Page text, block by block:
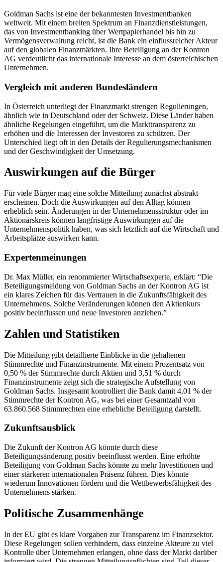
Goldman Sachs ist eine der bekanntesten Investmentbanken
weltweit. Mit einem breiten Spektrum an Finanzdienstleistungen,
das von Investmentbanking über Wertpapierhandel bis hin zu
Vermögensverwaltung reicht, ist die Bank ein einflussreicher Akteur
auf den globalen Finanzmärkten. Ihre Beteiligung an der Kontron
AG verdeutlicht das internationale Interesse an dem österreichischen
Unternehmen.
Vergleich mit anderen Bundesländern
In Österreich unterliegt der Finanzmarkt strengen Regulierungen,
ähnlich wie in Deutschland oder der Schweiz. Diese Länder haben
ähnliche Regelungen eingeführt, um die Markttransparenz zu
erhöhen und die Interessen der Investoren zu schützen. Der
Unterschied liegt oft in den Details der Regulierungsmechanismen
und der Geschwindigkeit der Umsetzung.
Auswirkungen auf die Bürger
Für viele Bürger mag eine solche Mitteilung zunächst abstrakt
erscheinen. Doch die Auswirkungen auf den Alltag können
erheblich sein. Änderungen in der Unternehmensstruktur oder im
Aktionärskreis können langfristige Auswirkungen auf die
Unternehmenspolitik haben, was sich letztlich auf die Wirtschaft und
Arbeitsplätze auswirken kann.
Expertenmeinungen
Dr. Max Müller, ein renommierter Wirtschaftsexperte, erklärt: “Die
Beteiligungsmeldung von Goldman Sachs an der Kontron AG ist
ein klares Zeichen für das Vertrauen in die Zukunftsfähigkeit des
Unternehmens. Solche Veränderungen können den Aktienkurs
positiv beeinflussen und neue Investoren anziehen.”
Zahlen und Statistiken
Die Mitteilung gibt detaillierte Einblicke in die gehaltenen
Stimmrechte und Finanzinstrumente. Mit einem Prozentsatz von
0,50 % der Stimmrechte durch Aktien und 3,51 % durch
Finanzinstrumente zeigt sich die strategische Aufstellung von
Goldman Sachs. Insgesamt kontrolliert die Bank damit 4,01 % der
Stimmrechte der Kontron AG, was bei einer Gesamtzahl von
63.860.568 Stimmrechten eine erhebliche Beteiligung darstellt.
Zukunftsausblick
Die Zukunft der Kontron AG könnte durch diese
Beteiligungsänderung positiv beeinflusst werden. Eine erhöhte
Beteiligung von Goldman Sachs könnte zu mehr Investitionen und
einer stärkeren internationalen Präsenz führen. Dies könnte
wiederum Innovationen fördern und die Wettbewerbsfähigkeit des
Unternehmens stärken.
Politische Zusammenhänge
In der EU gibt es klare Vorgaben zur Transparenz im Finanzsektor.
Diese Regelungen sollen verhindern, dass einzelne Akteure zu viel
Kontrolle über Unternehmen erlangen, ohne dass der Markt darüber